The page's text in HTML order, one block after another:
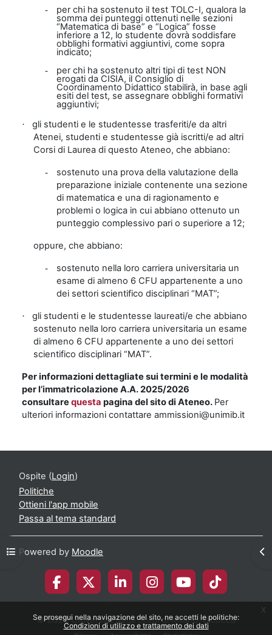
Se prosegui nella navigazione del sito, ne accetti le politiche:
Condizioni di utilizzo e trattamento dei dati
x
Apri indice del corso
- per chi ha sostenuto il test TOLC-I, qualora la
somma dei punteggi ottenuti nelle sezioni
“Matematica di base” e “Logica” fosse
inferiore a 12, lo studente dovrà soddisfare
obblighi formativi aggiuntivi, come sopra
indicato;
- per chi ha sostenuto altri tipi di test NON
erogati da CISIA, il Consiglio di
Coordinamento Didattico stabilirà, in base agli
esiti del test, se assegnare obblighi formativi
aggiuntivi;
·
gli studenti e le studentesse trasferiti/e da altri
Atenei, studenti e studentesse già iscritti/e ad altri
Corsi di Laurea di questo Ateneo, che abbiano:
-
sostenuto una prova della valutazione della
preparazione iniziale contenente una sezione
di matematica e una di ragionamento e
problemi o logica in cui abbiano ottenuto un
punteggio complessivo pari o superiore a 12;
oppure, che abbiano:
-
sostenuto nella loro carriera universitaria un
esame di almeno 6 CFU appartenente a uno
dei settori scientifico disciplinari “MAT”;
·
gli studenti e le studentesse laureati/e che abbiano
sostenuto nella loro carriera universitaria un esame
di almeno 6 CFU appartenente a uno dei settori
scientifico disciplinari “MAT”.
Per informazioni dettagliate sui termini e le modalità
per l’immatricolazione A.A. 2025/2026
consultarequesta pagina del sito di Ateneo. Per
ulteriori informazioni contattare ammissioni@unimib.it
Ospite (Login)
Politiche
Ottieni l'app mobile
Passa al tema standard
Powered by Moodle
© 2026 Università degli Studi di Milano-Bicocca